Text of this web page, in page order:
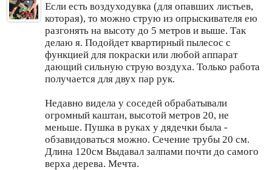
Если есть воздуходувка (для опавших листьев,
которая), то можно струю из опрыскивателя ею
разгонять на высоту до 5 метров и выше. Так
делаю я. Подойдет квартирный пылесос с
функцией для покраски или любой аппарат
дающий сильную струю воздуха. Только работа
получается для двух пар рук.
Недавно видела у соседей обрабатывали
огромный каштан, высотой метров 20, не
меньше. Пушка в руках у дядечки была -
обзавидоваться можно. Сечение трубы 20 см.
Длина 120см Выдавал залпами почти до самого
верха дерева. Мечта.